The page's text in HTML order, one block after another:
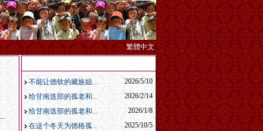
繁體中文
不能让德钦的藏族姐...
2026/5/10
给甘南迭部的孤老和...
2026/2/14
给甘南迭部的孤老和...
2026/1/8
在这个冬天为德格孤...
2025/10/5